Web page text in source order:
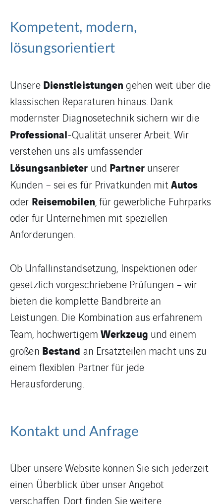
Kompetent, modern,
lösungsorientiert
Unsere Dienstleistungen gehen weit über die
klassischen Reparaturen hinaus. Dank
modernster Diagnosetechnik sichern wir die
Professional-Qualität unserer Arbeit. Wir
verstehen uns als umfassender
Lösungsanbieter und Partnerunserer
Kunden – sei es für Privatkunden mitAutos
oder Reisemobilen, für gewerbliche Fuhrparks
oder für Unternehmen mit speziellen
Anforderungen.
Ob Unfallinstandsetzung, Inspektionen oder
gesetzlich vorgeschriebene Prüfungen – wir
bieten die komplette Bandbreite an
Leistungen. Die Kombination aus erfahrenem
Team, hochwertigem Werkzeug und einem
großen Bestand an Ersatzteilen macht uns zu
einem flexiblen Partner für jede
Herausforderung.
Kontakt und Anfrage
Über unsere Website können Sie sich jederzeit
einen Überblick über unser Angebot
verschaffen. Dort finden Sie weitere